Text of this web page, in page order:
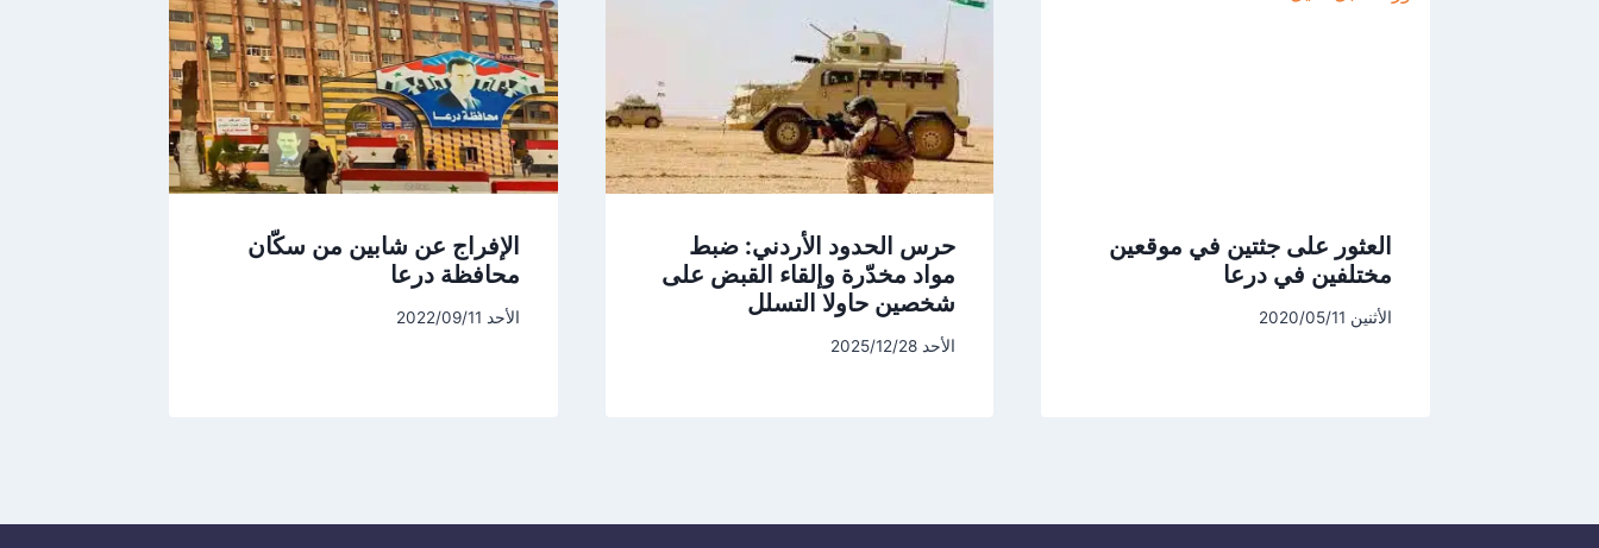
العثور على جثتين في موقعين
مختلفين في درعا
الأثنين 2020/05/11
حرس الحدود الأردني: ضبط
مواد مخدّرة وإلقاء القبض على
شخصين حاولا التسلل
الأحد 2025/12/28
الإفراج عن شابين من سكّان
محافظة درعا
الأحد 2022/09/11